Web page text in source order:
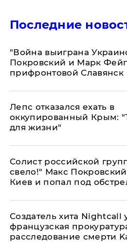
Последние
"Война выиграна
Покровский и Марк
прифронтовой Славянск
Лепс отказался ехать в
оккупированный Крым:
для жизни"
Солист российской
свело!" Макс
Киев и попал под
Создатель хита Nightcall
французская
расследование смерти